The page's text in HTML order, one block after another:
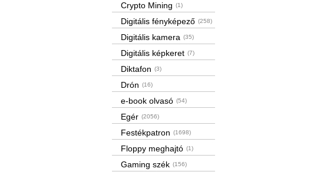
Crypto Mining (1)
Digitális fényképező (258)
Digitális kamera (35)
Digitális képkeret (7)
Diktafon (3)
Drón (16)
e-book olvasó (54)
Egér (2056)
Festékpatron (1698)
Floppy meghajtó (1)
Gaming szék (156)